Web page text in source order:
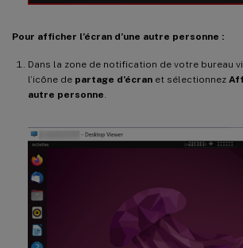
Pour afficher l’écran d’une autre personne :
Dans la zone de notification de votre bureau
l’icône de partage d’écran et sélectionnez
autre personne